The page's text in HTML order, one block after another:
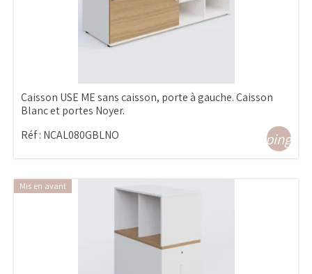
Caisson USE ME sans caisson, porte à gauche. Caisson
Blanc et portes Noyer.
Réf : NCAL080GBLNO
Mis en avant